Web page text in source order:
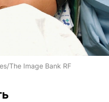
The Image Bank RF